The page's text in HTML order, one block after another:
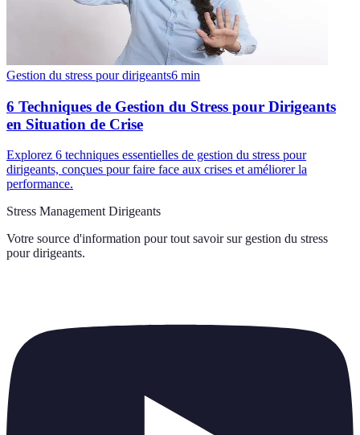
Gestion du stress pour dirigeants6 min
6 Techniques de Gestion du Stress pour Dirigeants
en Situation de Crise
Explorez 6 techniques essentielles de gestion du stress pour
dirigeants, conçues pour faire face aux crises et améliorer la
performance.
Stress Management Dirigeants
Votre source d'information pour tout savoir sur gestion du stress
pour dirigeants.